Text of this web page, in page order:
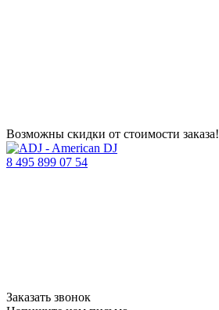
Возможны скидки от стоимости заказа!
8 495 899 07 54
Заказать звонок